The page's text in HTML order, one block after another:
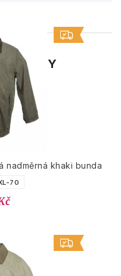
nadměrná khaki bunda
70